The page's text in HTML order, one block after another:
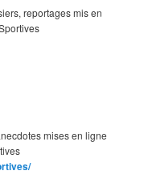
reportages mis en
mises en ligne